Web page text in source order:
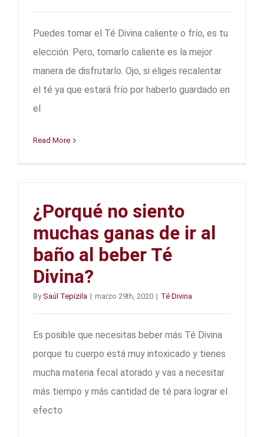
Puedes tomar el Té Divina caliente o frío, es tu
elección. Pero, tomarlo caliente es la mejor
manera de disfrutarlo. Ojo, si eliges recalentar
el té ya que estará frío por haberlo guardado en
el
Read More
¿Porqué no siento
muchas ganas de ir al
baño al beber Té
Divina?
BySaúl Tepizila | marzo 29th, 2020 | Té Divina
Es posible que necesitas beber más Té Divina
porque tu cuerpo está muy intoxicado y tienes
mucha materia fecal atorado y vas a necesitar
más tiempo y más cantidad de té para lograr el
efecto